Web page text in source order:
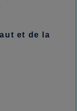
et de la